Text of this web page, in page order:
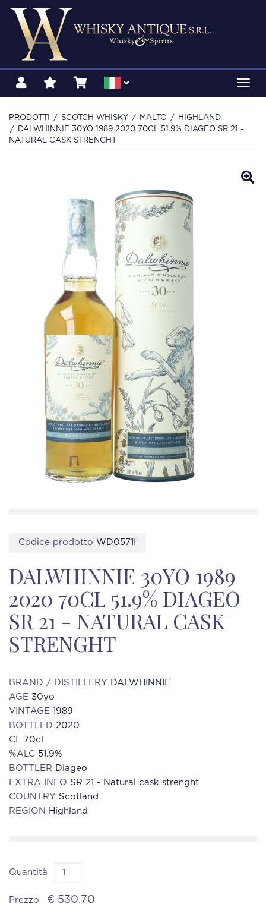
PRODOTTI SCOTCH WHISKY MALTO
HIGHLAND
DALWHINNIE 30YO 1989 2020 70CL 51.9% DIAGEO SR 21 -
NATURAL CASK STRENGHT
Codice prodotto WD0571I
DALWHINNIE 30YO 1989
2020 70CL 51.9% DIAGEO
SR 21 - NATURAL CASK
STRENGHT
BRAND / DISTILLERY DALWHINNIE
AGE 30yo
VINTAGE 1989
BOTTLED 2020
CL 70cl
%ALC 51.9%
BOTTLER Diageo
EXTRA INFO SR 21 - Natural cask strenght
COUNTRY Scotland
REGION Highland
Quantità
Prezzo € 530.70